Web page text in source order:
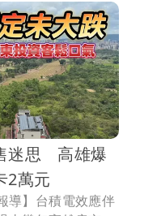
位於凹子底森林公
「京城IFC」，含9
元，總面積
交單價63萬元，直
高紀錄。
迷思 高雄爆
2萬元
導】台積電效應伴